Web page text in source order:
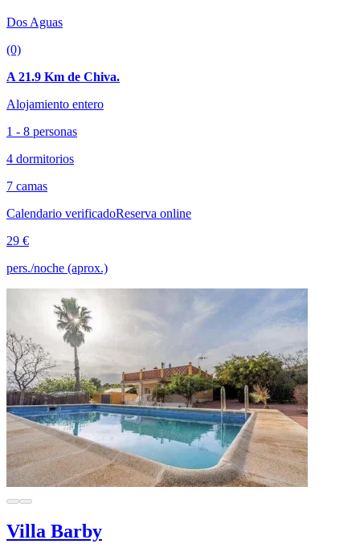
Dos Aguas
(0)
A 21.9 Km de Chiva.
Alojamiento entero
1 - 8 personas
4 dormitorios
7 camas
Calendario verificadoReserva online
29 €
pers./noche (aprox.)
Villa Barby